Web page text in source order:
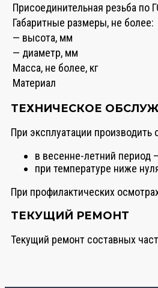
Присоединительная резьба по
Габаритные размеры, не более:
— высота, мм
— диаметр, мм
Масса, не более, кг
Материал
ТЕХНИЧЕСКОЕ
При эксплуатации
в весенне-летний период
при температуре ниже
При профилактических
ТЕКУЩИЙ РЕМОНТ
Текущий ремонт составных